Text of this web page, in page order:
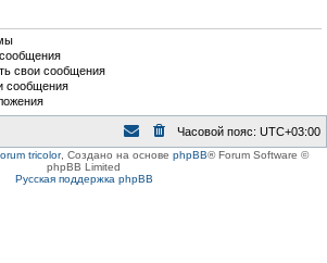
свои сообщения
сообщения
Часовой пояс: UTC+03:00
tricolor, Создано на основе phpBB® Forum Software ©
phpBB Limited
Русская поддержка phpBB